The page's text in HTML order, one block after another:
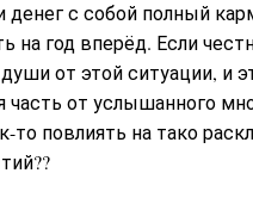
денег с собой полный
на год вперёд. Если
от этой ситуации, и
часть от услышанного
то повлиять на тако